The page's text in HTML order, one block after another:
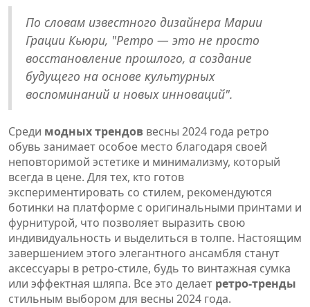
По словам известного дизайнера Марии
Грации Кьюри, "Ретро — это не просто
восстановление прошлого, а создание
будущего на основе культурных
воспоминаний и новых инноваций".
Среди модных трендов весны 2024 года ретро
обувь занимает особое место благодаря своей
неповторимой эстетике и минимализму, который
всегда в цене. Для тех, кто готов
экспериментировать со стилем, рекомендуются
ботинки на платформе с оригинальными принтами и
фурнитурой, что позволяет выразить свою
индивидуальность и выделиться в толпе. Настоящим
завершением этого элегантного ансамбля станут
аксессуары в ретро-стиле, будь то винтажная сумка
или эффектная шляпа. Все это делает ретро-тренды
стильным выбором для весны 2024 года.